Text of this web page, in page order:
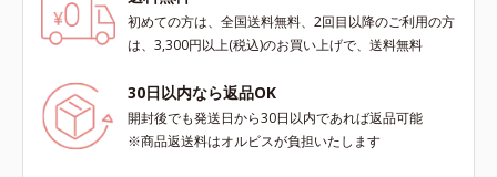
ノンコメドジェニックテスト済＝す
べての人にコメド（ニキビのもと）
ができないというわけではありませ
ヘキシルデカン酸アスコルビル、天
然ビタミンE、イノシット、フィチ
脂質*2 角層内*3 うるおいによりキ
メを整えて毛穴を目立たなくする*4
洗浄による汚れの除去*5 すべての
初めての方は、全国送料無料、2回目以降のご利用の方
は、3,300円以上(税込)のお買い上げで、送料無料
30日以内なら返品OK
開封後でも発送日から30日以内であれば返品可能
※商品返送料はオルビスが負担いたします